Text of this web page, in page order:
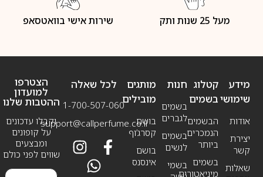
מעל 25 שנות ותק שירות אישי בוואטסאפ
מידע
שימושי
אודות
יצירת
קשר
שאלות
חנות
בשמים
לגברים
בשמים
לנשים
בשמי
קטלוג
בשמים
הבשמים
הנמכרים
ביותר
בשמים
מיניאטורים
מותגים
מובילים
בושם
קסרג’וף
בושם
אינסנס
לכל שאלה
1-700-507-060
support@callperfume.co.il
הצטרפו
למועדון
ההטבות שלנו
וקבלו עדכונים
על קופונים
ומבצעים
שווים לפני כולם